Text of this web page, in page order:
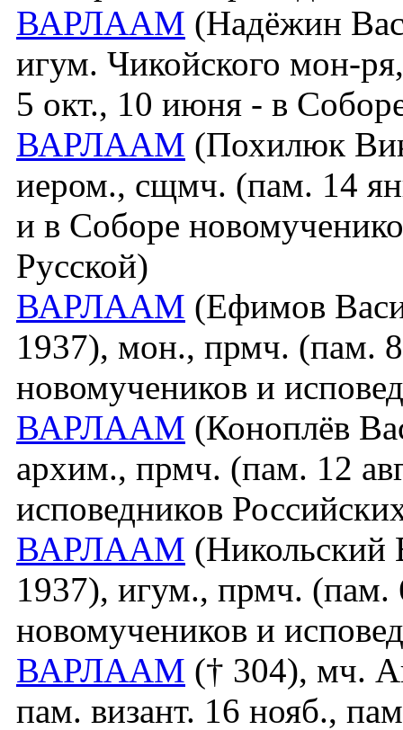
ВАРЛААМ (Надёжин
игум. Чикойского мон-
5 окт., 10 июня - в
ВАРЛААМ (Похилюк
иером., сщмч. (пам. 14
и в Соборе
Русской)
ВАРЛААМ (Ефимов
1937), мон., прмч. (пам.
новомучеников и
ВАРЛААМ (Коноплёв
архим., прмч. (пам. 12
исповедников
ВАРЛААМ (Никольский
1937), игум., прмч. (пам.
новомучеников и
ВАРЛААМ († 304), мч.
пам. визант. 16 нояб.,